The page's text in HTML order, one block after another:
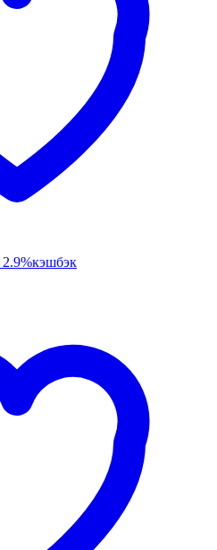
2.9%кэшбэк